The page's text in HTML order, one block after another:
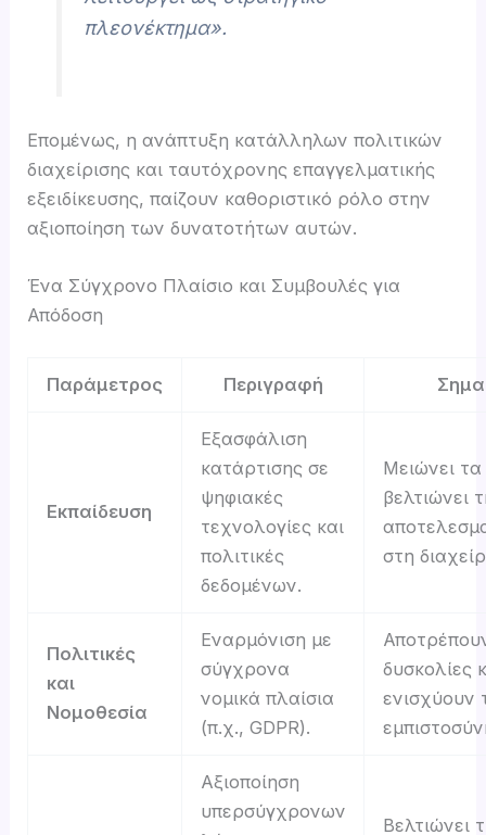
πλεονέκτημα».
Επομένως, η ανάπτυξη κατάλληλων πολιτικών
διαχείρισης και ταυτόχρονης επαγγελματικής
εξειδίκευσης, παίζουν καθοριστικό ρόλο στην
αξιοποίηση των δυνατοτήτων αυτών.
Ένα Σύγχρονο Πλαίσιο και Συμβουλές για
Απόδοση
Παράμετρος Περιγραφή
Εκπαίδευση
Εξασφάλιση
κατάρτισης σε
ψηφιακές
τεχνολογίες και
πολιτικές
δεδομένων.
Μειώνει
βελτιώνει
στη
Πολιτικές
και
Νομοθεσία
Εναρμόνιση με
σύγχρονα
νομικά πλαίσια
(π.χ., GDPR).
δυσκολίες
ενισχύουν
Αξιοποίηση
υπερσύγχρονων
Βελτιώνει